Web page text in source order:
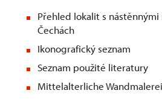
Přehled lokalit s
Čechách
Ikonografický seznam
Seznam použité literatury
Mittelalterliche